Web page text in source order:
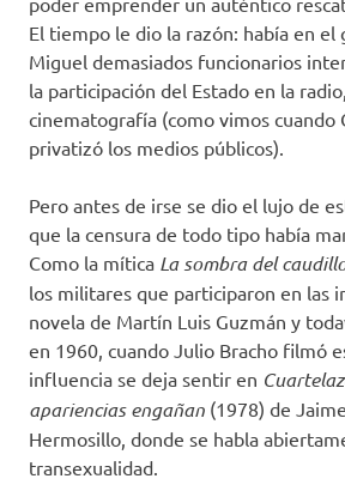
El tiempo le dio la razón: había en el
Miguel demasiados funcionarios
la participación del Estado en la
cinematografía (como vimos cuando
privatizó los medios públicos).
Pero antes de irse se dio el lujo de
que la censura de todo tipo había
Como la mítica La sombra del
los militares que participaron en las
novela de Martín Luis Guzmán y
en 1960, cuando Julio Bracho filmó
influencia se deja sentir en
apariencias engañan (1978) de
Hermosillo, donde se habla
transexualidad.